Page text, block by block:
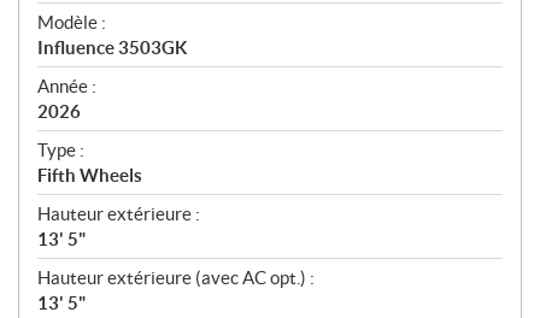
é
c
i
f
i
c
a
t
i
o
n
s
Modèle :
Influence 3503GK
Année :
2026
Type :
Fifth Wheels
Hauteur extérieure :
13' 5"
Hauteur extérieure (avec AC opt.) :
13' 5"